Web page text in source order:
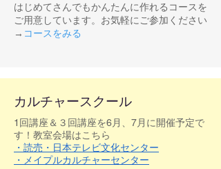
はじめてさんでもかんたんに作れるコースを
ご用意しています。お気軽にご参加ください
→ コースをみる
​カルチャースクール
1回講座＆３回講座を6月、7月に開催予定で
す！教室会場はこちら
・読売・日本テレビ文化センター
・メイプルカルチャーセンター